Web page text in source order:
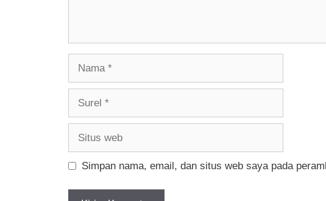
Simpan nama, email, dan situs web saya pada